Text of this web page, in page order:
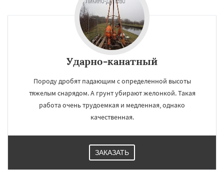
Ударно-канатный
Породу дробят падающим с определенной высоты
тяжелым снарядом. А грунт убирают желонкой. Такая
работа очень трудоемкая и медленная, однако
качественная.
ЗАКАЗАТЬ